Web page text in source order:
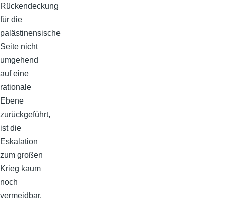
Rückendeckung
für die
palästinensische
Seite nicht
umgehend
auf eine
rationale
Ebene
zurückgeführt,
ist die
Eskalation
zum großen
Krieg kaum
noch
vermeidbar.